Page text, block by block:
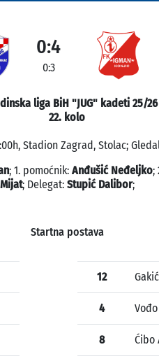
0:4
0:3
liga BiH "JUG" kadeti 25/26
22. kolo
Stadion Zagrad, Stolac;
; 1. pomoćnik: Anđušić Neđeljko;
Mijat; Delegat: Stupić Dalibor;
Startna postava
12
4
8 Ćibo